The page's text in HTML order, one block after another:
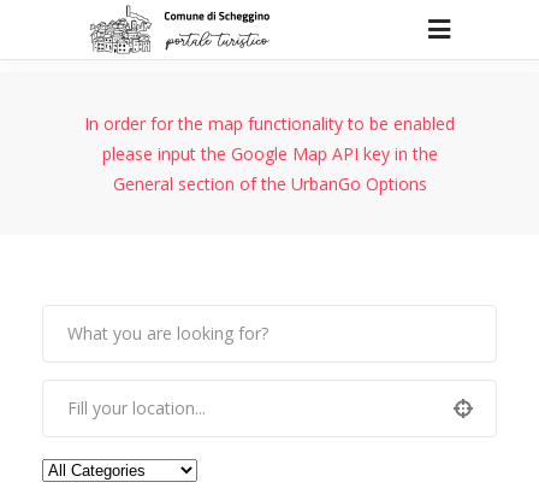
In order for the map functionality to be enabled
please input the Google Map API key in the
General section of the UrbanGo Options